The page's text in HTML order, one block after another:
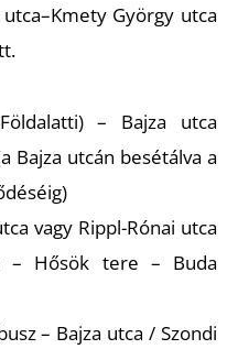
György utca
– Bajza utca
Bajza utcán besétálva a
vagy Rippl-Rónai utca
– Hősök tere – Buda
– Bajza utca / Szondi